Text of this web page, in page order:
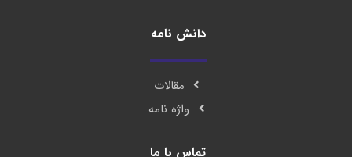
دانش نامه
مقالات
واژه نامه
تماس با ما